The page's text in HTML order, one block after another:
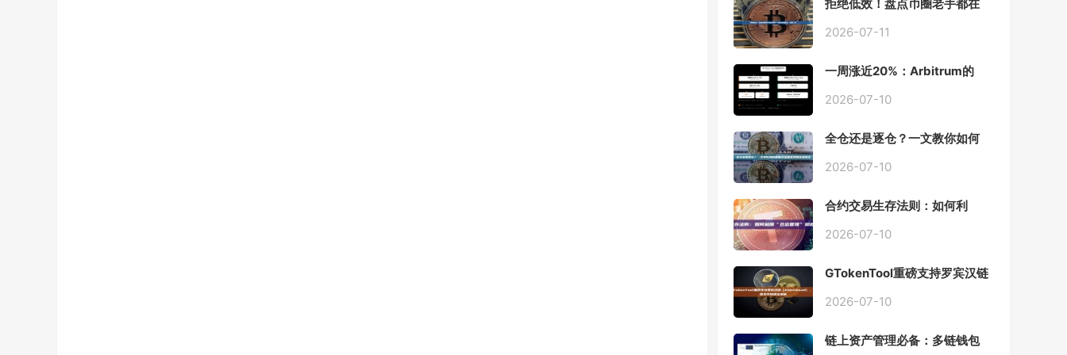
拒绝低效！盘点币圈老手都在
具
2026-07-11
一周涨近20%：Arbitrum的
Chain一夜盘活
2026-07-10
全仓还是逐仓？一文教你如何
2026-07-10
合约交易生存法则：如何利
2026-07-10
GTokenTool重磅支持罗宾汉链
程全解析
2026-07-10
链上资产管理必备：多链钱包